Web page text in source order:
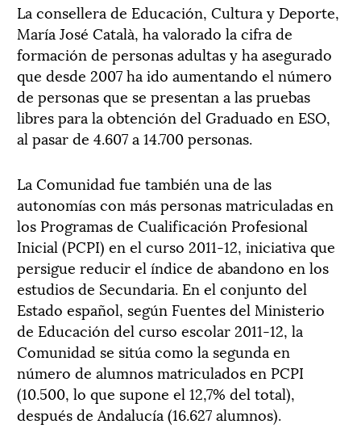
La consellera de Educación, Cultura y Deporte,
María José Català, ha valorado la cifra de
formación de personas adultas y ha asegurado
que desde 2007 ha ido aumentando el número
de personas que se presentan a las pruebas
libres para la obtención del Graduado en ESO,
al pasar de 4.607 a 14.700 personas.
La Comunidad fue también una de las
autonomías con más personas matriculadas en
los Programas de Cualificación Profesional
Inicial (PCPI) en el curso 2011-12, iniciativa que
persigue reducir el índice de abandono en los
estudios de Secundaria. En el conjunto del
Estado español, según Fuentes del Ministerio
de Educación del curso escolar 2011-12, la
Comunidad se sitúa como la segunda en
número de alumnos matriculados en PCPI
(10.500, lo que supone el 12,7% del total),
después de Andalucía (16.627 alumnos).